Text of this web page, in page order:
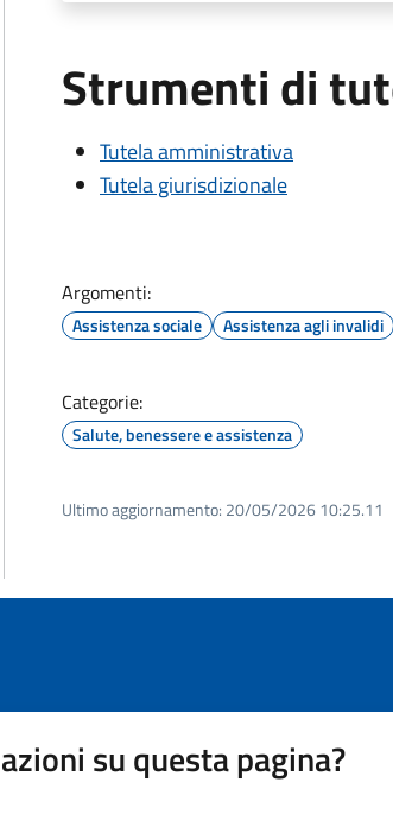
Strumenti di
Tutela amministrativa
Tutela giurisdizionale
Argomenti:
Assistenza sociale Assistenza agli invalidi
Categorie:
Salute, benessere e assistenza
Ultimo aggiornamento: 20/05/2026 10:25.11
su questa pagina?